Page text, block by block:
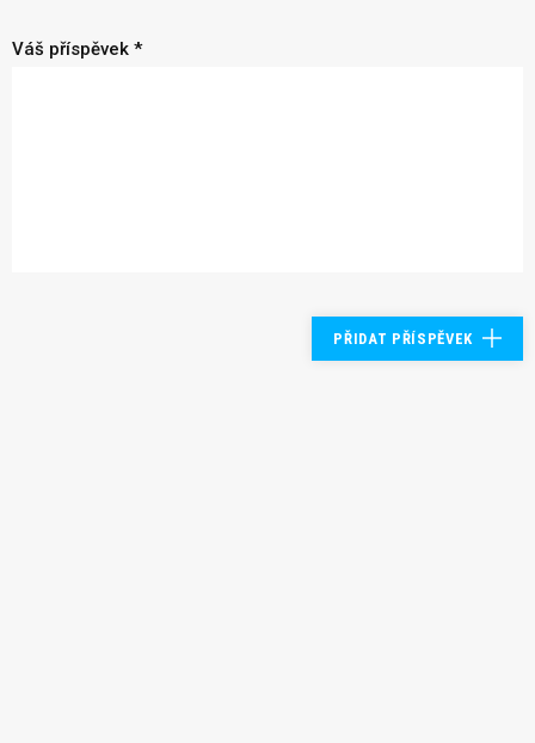
Váš příspěvek *
PŘIDAT PŘÍSPĚVEK